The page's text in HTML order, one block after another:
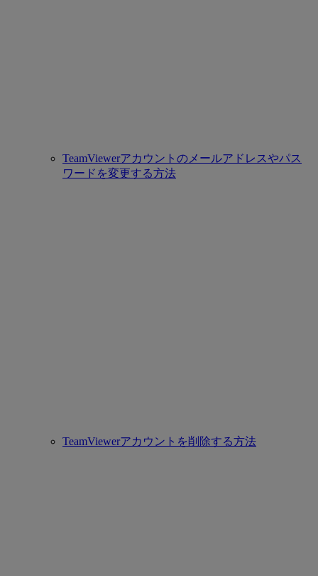
TeamViewerアカウントのメールアドレスやパス
ワードを変更する方法
TeamViewerアカウントを削除する方法